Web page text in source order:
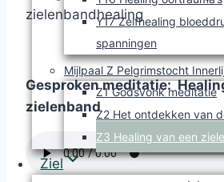
Y17 Zelfhealing
spanningen
Mijlpaal Z Pelgrimstocht
Z1 Godsvonk meditatie
Z2 Het ontdekken van
Z3 Healing van een
Ziel
zielenbandhealing
Gesproken meditatie:
zielenband